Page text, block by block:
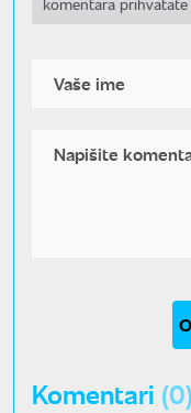
komentara prihvatate
Komentari (0)